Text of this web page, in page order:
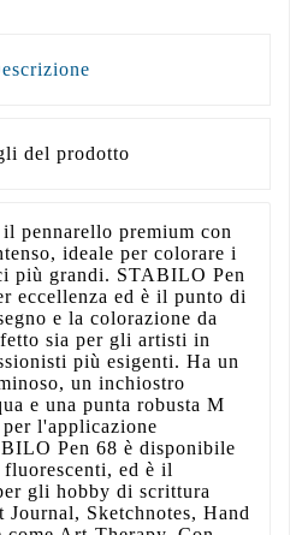
del prodotto
pennarello premium con
ideale per colorare i
più grandi. STABILO Pen
eccellenza ed è il punto di
e la colorazione da
sia per gli artisti in
più esigenti. Ha un
un inchiostro
e una punta robusta M
l'applicazione
Pen 68 è disponibile
ed è il
gli hobby di scrittura
Sketchnotes, Hand